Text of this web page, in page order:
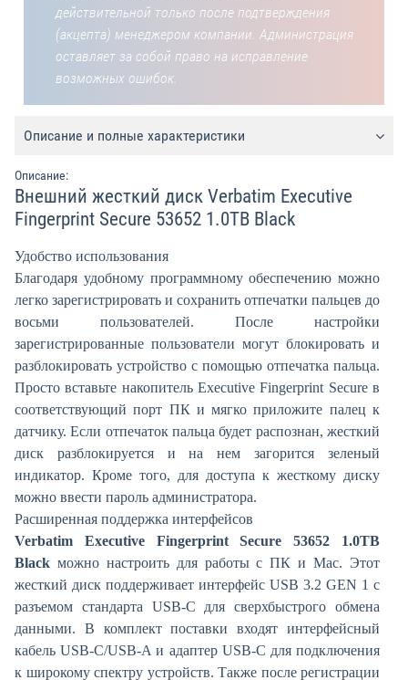
действительной только после подтверждения
(акцепта) менеджером компании. Администрация
оставляет за собой право на исправление
возможных ошибок.
Описание и полные характеристики
Описание:
Внешний жесткий диск Verbatim Executive
Fingerprint Secure 53652 1.0TB Black
Удобство использования
Благодаря удобному программному обеспечению можно
легко зарегистрировать и сохранить отпечатки пальцев до
восьми пользователей. После настройки
зарегистрированные пользователи могут блокировать и
разблокировать устройство с помощью отпечатка пальца.
Просто вставьте накопитель Executive Fingerprint Secure в
соответствующий порт ПК и мягко приложите палец к
датчику. Если отпечаток пальца будет распознан, жесткий
диск разблокируется и на нем загорится зеленый
индикатор. Кроме того, для доступа к жесткому диску
можно ввести пароль администратора.
Расширенная поддержка интерфейсов
Verbatim Executive Fingerprint Secure 53652 1.0TB
Black можно настроить для работы с ПК и Mac. Этот
жесткий диск поддерживает интерфейс USB 3.2 GEN 1 с
разъемом стандарта USB-C для сверхбыстрого обмена
данными. В комплект поставки входят интерфейсный
кабель USB-C/USB-A и адаптер USB-C для подключения
к широкому спектру устройств. Также после регистрации